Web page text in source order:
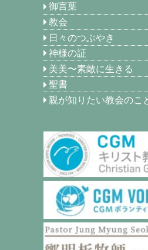
御言葉
教会
日々のつぶやき
神様の証
美美〜素敵に生きる
聖書
親が知りたい教会のこ